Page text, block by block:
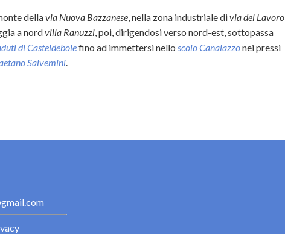
dellavia Nuova Bazzanese, nella zona industriale divia del Lavoro
a nordvilla Ranuzzi, poi, dirigendosi verso nord-est, sottopassa
di Casteldebolefino ad immettersi nello scolo Canalazzonei pressi
Salvemini.